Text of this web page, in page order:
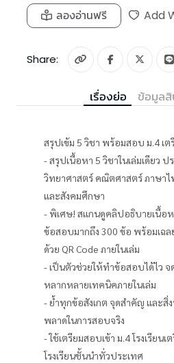
ลองอ่านฟรี Add
Share:
เรื่องย่อ ข้อมูล
สรุปเข้ม 5 วิชา พร้อมสอบ ม.4 เต
- สรุปเนื้อหา 5 วิชาในเล่มเดียว
วิทยาศาสตร์ คณิตศาสตร์ ภาษา
และสังคมศึกษา
- พิเศษ! สแกนดูคลิปอธิบายเนื้อห
ข้อสอบมากถึง 300 ข้อ พร้อมเฉล
ด้วย QR Code ภายในเล่ม
- เป็นตัวช่วยให้ทำข้อสอบได้ไว จ
หลากหลายเทคนิคภายในเล่ม
- ย้ำทุกข้อสังเกต จุดสำคัญ และสิ่
พลาดในการสอบจริง
- ใช้เตรียมสอบเข้า ม.4 โรงเรียน
โรงเรียนชั้นนำทั่วประเทศ